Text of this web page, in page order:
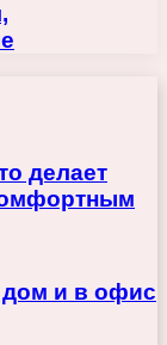
делает
дом и в офис